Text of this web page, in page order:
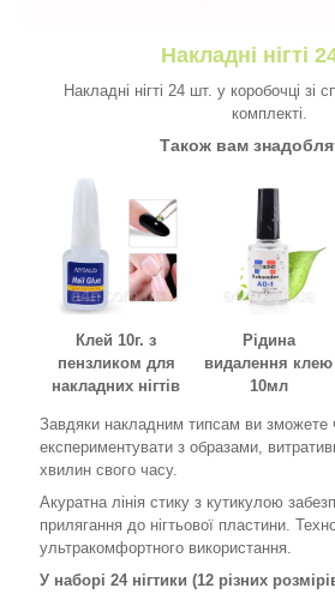
Накладні нігті
Накладні нігті 24 шт. у коробочці зі
комплекті.
Також вам
Клей 10г. з
пензликом для
накладних нігтів
Рідина
видалення клею
10мл
Завдяки накладним типсам ви зможете
експериментувати з образами,
хвилин свого часу.
Акуратна лінія стику з кутикулою
прилягання до нігтьової пластини.
ультракомфортного використання.
У наборі 24 нігтики (12 різних